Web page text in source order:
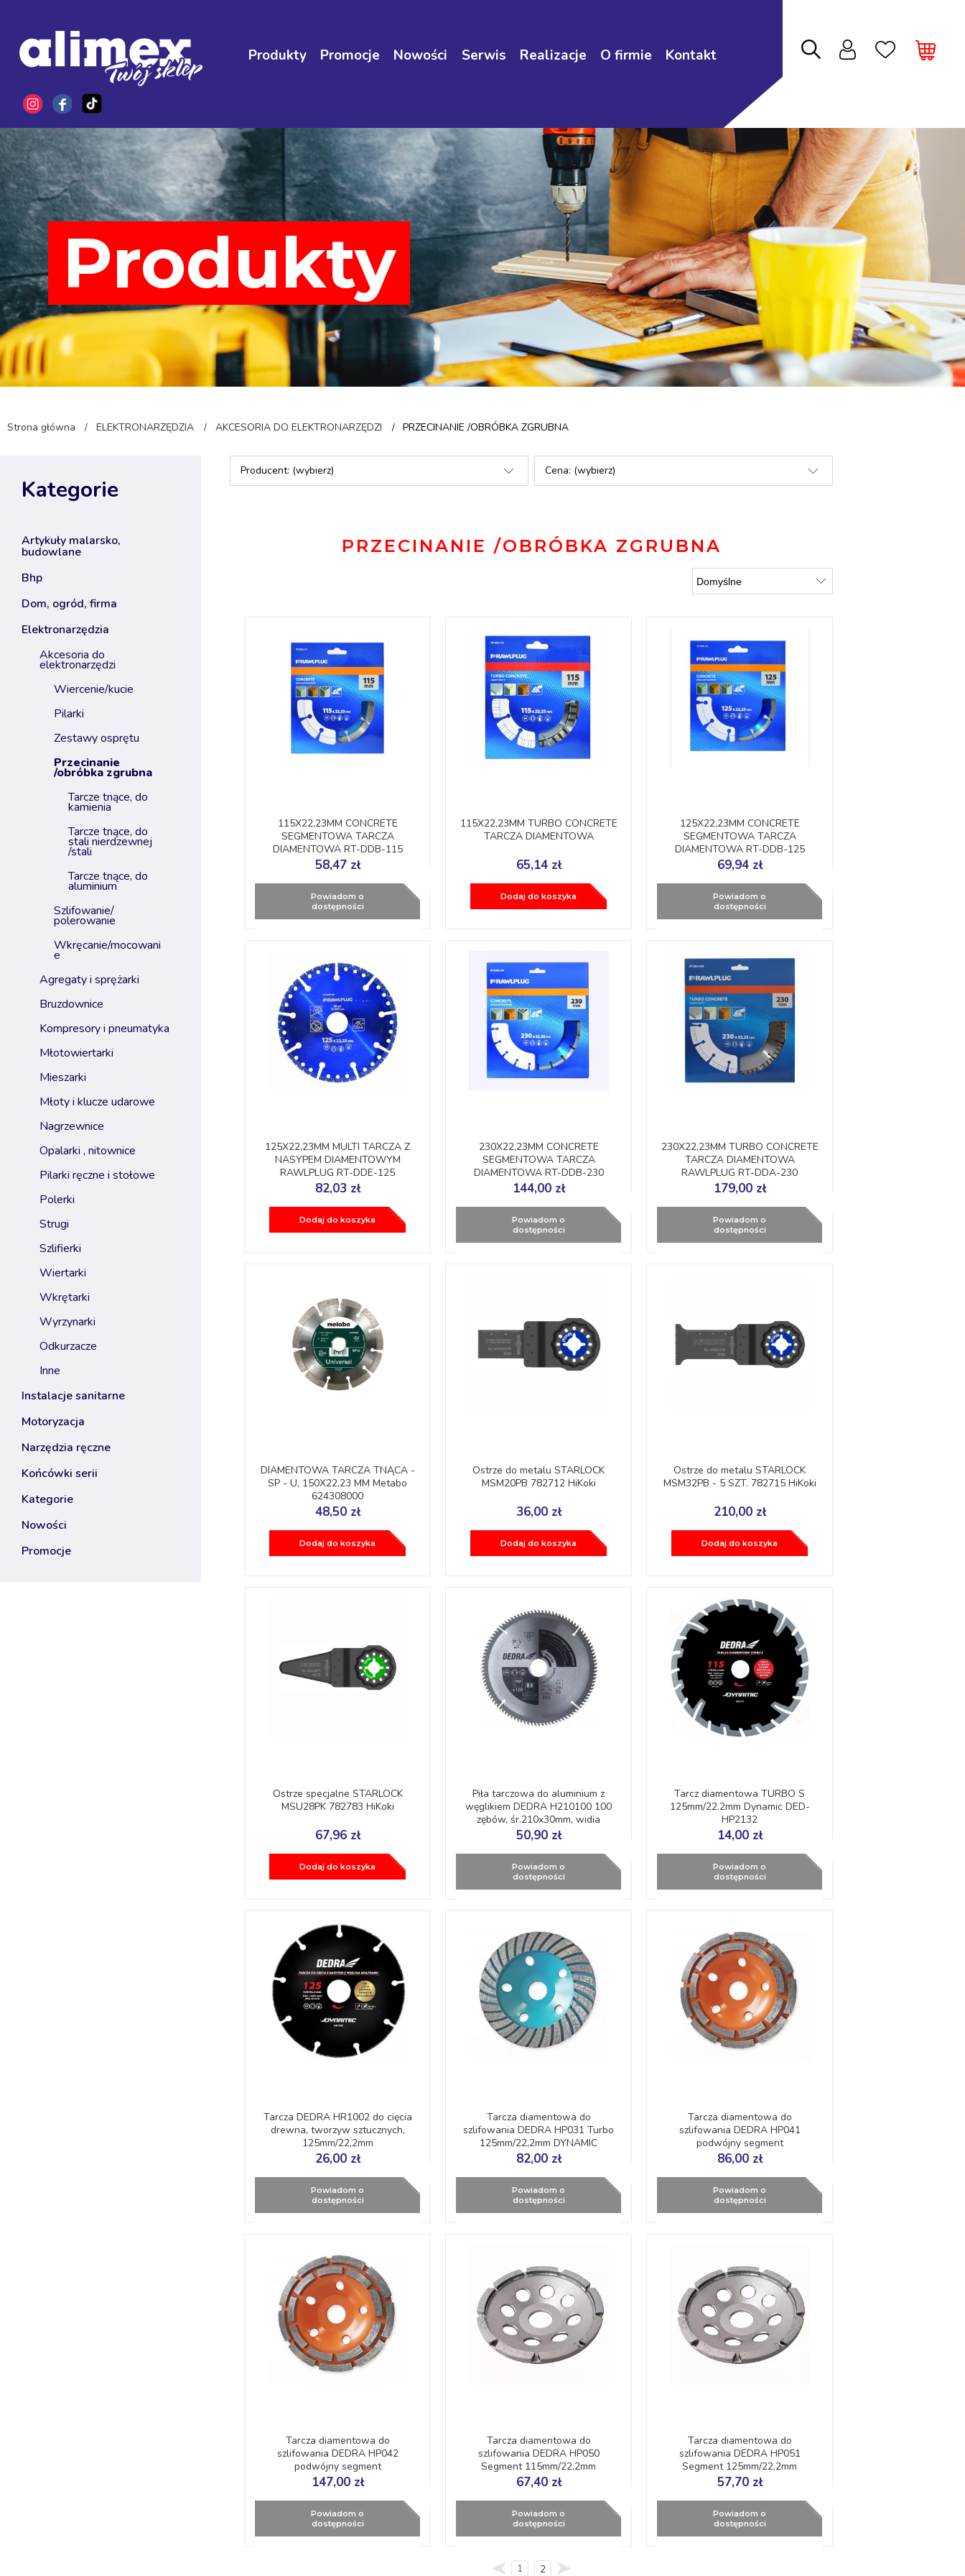
Produkty Promocje Nowości Serwis Realizacje O firmie Kontakt
Produkty
Strona główna / ELEKTRONARZĘDZIA / AKCESORIA DO ELEKTRONARZĘDZI / PRZECINANIE /OBRÓBKA ZGRUBNA
Kategorie
artykuły malarsko,
budowlane
bhp
dom, ogród, firma
elektronarzędzia
akcesoria do
elektronarzędzi
wiercenie/kucie
pilarki
zestawy osprętu
przecinanie
/obróbka zgrubna
tarcze tnące, do
kamienia
tarcze tnące, do
stali nierdzewnej
/stali
tarcze tnące, do
aluminium
szlifowanie/
polerowanie
wkręcanie/mocowani
e
agregaty i sprężarki
bruzdownice
kompresory i pneumatyka
młotowiertarki
mieszarki
młoty i klucze udarowe
nagrzewnice
opalarki , nitownice
pilarki ręczne i stołowe
polerki
strugi
szlifierki
wiertarki
wkrętarki
wyrzynarki
odkurzacze
inne
instalacje sanitarne
motoryzacja
narzędzia ręczne
końcówki serii
kategorie
nowości
promocje
Producent: (wybierz) Cena: (wybierz)
PRZECINANIE /OBRÓBKA ZGRUBNA
115X22,23MM CONCRETE
SEGMENTOWA TARCZA
DIAMENTOWA RT-DDB-115
RAWLPLUG
58,47 zł
Powiadom o
dostępności
115X22,23MM TURBO CONCRETE
TARCZA DIAMENTOWA
65,14 zł
Dodaj do koszyka
125X22,23MM CONCRETE
SEGMENTOWA TARCZA
DIAMENTOWA RT-DDB-125
RAWLPLUG
69,94 zł
Powiadom o
dostępności
125X22,23MM MULTI TARCZA Z
NASYPEM DIAMENTOWYM
RAWLPLUG RT-DDE-125
82,03 zł
Dodaj do koszyka
230X22,23MM CONCRETE
SEGMENTOWA TARCZA
DIAMENTOWA RT-DDB-230
RAWLPLUG
144,00 zł
Powiadom o
dostępności
230X22,23MM TURBO CONCRETE
TARCZA DIAMENTOWA
RAWLPLUG RT-DDA-230
179,00 zł
Powiadom o
dostępności
DIAMENTOWA TARCZA TNĄCA -
SP - U, 150X22,23 MM Metabo
624308000
48,50 zł
Dodaj do koszyka
Ostrze do metalu STARLOCK
MSM20PB 782712 HiKoki
36,00 zł
Dodaj do koszyka
Ostrze do metalu STARLOCK
MSM32PB - 5 SZT. 782715 HiKoki
210,00 zł
Dodaj do koszyka
Ostrze specjalne STARLOCK
MSU28PK 782783 HiKoki
67,96 zł
Dodaj do koszyka
Piła tarczowa do aluminium z
węglikiem DEDRA H210100 100
zębów, śr.210x30mm, widia
50,90 zł
Powiadom o
dostępności
Tarcz diamentowa TURBO S
125mm/22.2mm Dynamic DED-
HP2132
14,00 zł
Powiadom o
dostępności
Tarcza DEDRA HR1002 do cięcia
drewna, tworzyw sztucznych,
125mm/22,2mm
26,00 zł
Powiadom o
dostępności
Tarcza diamentowa do
szlifowania DEDRA HP031 Turbo
125mm/22,2mm DYNAMIC
82,00 zł
Powiadom o
dostępności
Tarcza diamentowa do
szlifowania DEDRA HP041
podwójny segment
125mm/22,2mm DYNAMIC
86,00 zł
Powiadom o
dostępności
Tarcza diamentowa do
szlifowania DEDRA HP042
podwójny segment
180mm/22,2mm DYNAMIC
147,00 zł
Powiadom o
dostępności
Tarcza diamentowa do
szlifowania DEDRA HP050
Segment 115mm/22,2mm
DYNAMIC
67,40 zł
Powiadom o
dostępności
Tarcza diamentowa do
szlifowania DEDRA HP051
Segment 125mm/22,2mm
DYNAMIC
57,70 zł
Powiadom o
dostępności
1 2